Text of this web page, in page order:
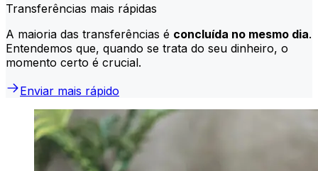
Transferências mais rápidas
A maioria das transferências é concluída no mesmo dia.
Entendemos que, quando se trata do seu dinheiro, o
momento certo é crucial.
Enviar mais rápido